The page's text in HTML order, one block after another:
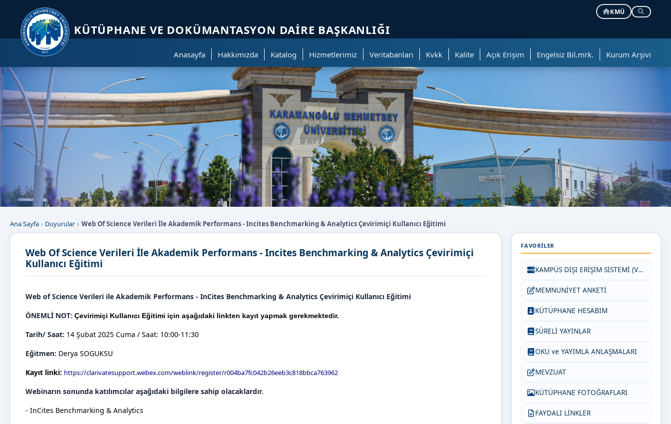
KMÜ
KÜTÜPHANE VE DOKÜMANTASYON DAIRE BAŞKANLIĞI
Anasayfa Hakkımızda Katalog Hizmetlerimiz Veritabanları Kvkk Kalite Açık Erişim Engelsiz Bil.mrk. Kurum Arşivi
Ana Sayfa Duyurular Web Of Science Verileri İle Akademik Performans - Incites Benchmarking & Analytics Çevirimiçi Kullanıcı Eğitimi
Web Of Science Verileri İle Akademik Performans - Incites Benchmarking & Analytics Çevirimiçi
Kullanıcı Eğitimi
Web of Science Verileri ile Akademik Performans - InCites Benchmarking & Analytics Çevirimiçi Kullanıcı Eğitimi
ÖNEMLİ NOT: Çevirimiçi Kullanıcı Eğitimi için aşağıdaki linkten kayıt yapmak gerekmektedir.
Tarih/ Saat: 14 Şubat 2025 Cuma / Saat: 10:00-11:30
Eğitmen: Derya SOGUKSU
Kayıt linki: https://clarivatesupport.webex.com/weblink/register/r004ba7fc042b26eeb3c818bbca763962
Webinarın sonunda katılımcılar aşağıdaki bilgilere sahip olacaklardır.
- InCites Benchmarking & Analytics
FAVORILER
KAMPÜS DIŞI ERİŞİM SİSTEMİ (VETİS)
MEMNUNİYET ANKETİ
KÜTÜPHANE HESABIM
SÜRELİ YAYINLAR
OKU ve YAYIMLA ANLAŞMALARI
MEVZUAT
KÜTÜPHANE FOTOĞRAFLARI
FAYDALI LİNKLER